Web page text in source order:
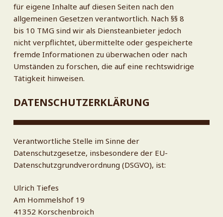
für eigene Inhalte auf diesen Seiten nach den
allgemeinen Gesetzen verantwortlich. Nach §§ 8
bis 10 TMG sind wir als Diensteanbieter jedoch
nicht verpflichtet, übermittelte oder gespeicherte
fremde Informationen zu überwachen oder nach
Umständen zu forschen, die auf eine rechtswidrige
Tätigkeit hinweisen.
DATENSCHUTZERKLÄRUNG
Verantwortliche Stelle im Sinne der
Datenschutzgesetze, insbesondere der EU-
Datenschutzgrundverordnung (DSGVO), ist:
Ulrich Tiefes
Am Hommelshof 19
41352 Korschenbroich